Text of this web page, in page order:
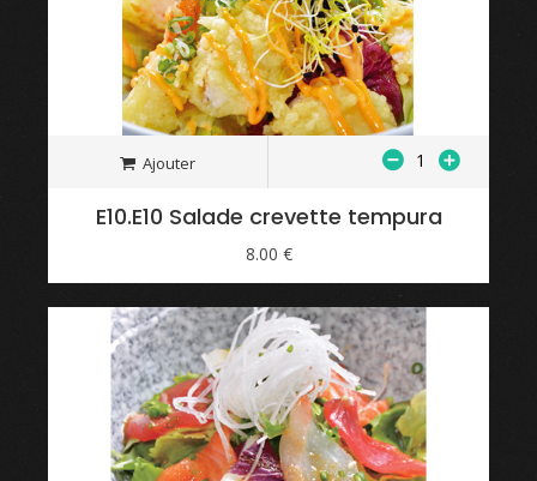
Ajouter
E10.E10 Salade crevette tempura
8.00 €